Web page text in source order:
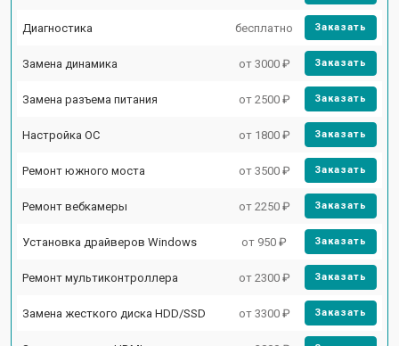
Диагностика бесплатно Заказать
Замена динамика от 3000 ₽ Заказать
Замена разъема питания от 2500 ₽ Заказать
Настройка ОС от 1800 ₽ Заказать
Ремонт южного моста от 3500 ₽ Заказать
Ремонт вебкамеры от 2250 ₽ Заказать
Установка драйверов Windows от 950 ₽ Заказать
Ремонт мультиконтроллера от 2300 ₽ Заказать
Замена жесткого диска HDD/SSD от 3300 ₽ Заказать